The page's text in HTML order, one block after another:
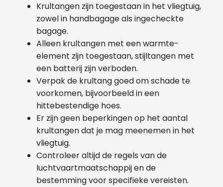
Krultangen zijn toegestaan in het vliegtuig,
zowel in handbagage als ingecheckte
bagage.
Alleen krultangen met een warmte-
element zijn toegestaan, stijltangen met
een batterij zijn verboden.
Verpak de krultang goed om schade te
voorkomen, bijvoorbeeld in een
hittebestendige hoes.
Er zijn geen beperkingen op het aantal
krultangen dat je mag meenemen in het
vliegtuig.
Controleer altijd de regels van de
luchtvaartmaatschappij en de
bestemming voor specifieke vereisten.